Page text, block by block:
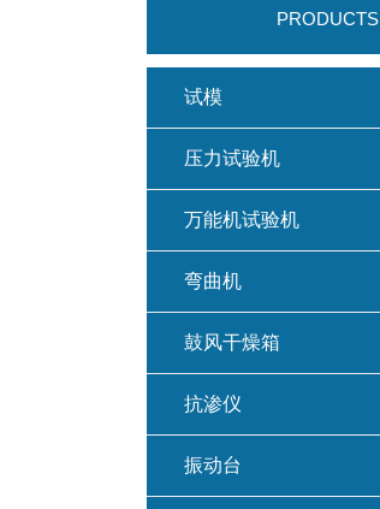
PRODUCTS
试模
压力试验机
万能机试验机
弯曲机
鼓风干燥箱
抗渗仪
振动台